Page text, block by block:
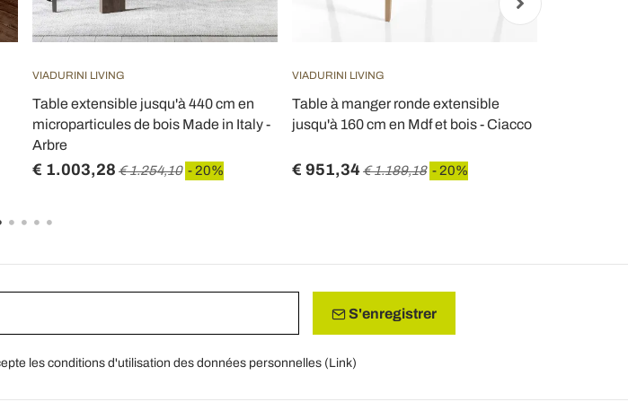
VIADURINI LIVING
Table extensible jusqu'à 440 cm en
microparticules de bois Made in Italy -
Arbre
€ 1.003,28 € 1.254,10 - 20%
VIADURINI LIVING
Table à manger ronde extensible
jusqu'à 160 cm en Mdf et bois - Ciacco
€ 951,34€ 1.189,18 - 20%
S'enregistrer
les conditions d'utilisation des données personnelles (Link)